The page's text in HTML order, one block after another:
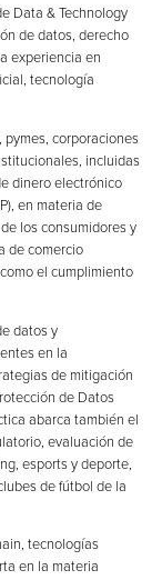
Data & Technology
de datos, derecho
experiencia en
tecnología
corporaciones
incluidas
dinero electrónico
en materia de
los consumidores y
de comercio
el cumplimiento
datos y
en la
de mitigación
de Datos
abarca también el
evaluación de
esports y deporte,
de fútbol de la
tecnologías
en la materia